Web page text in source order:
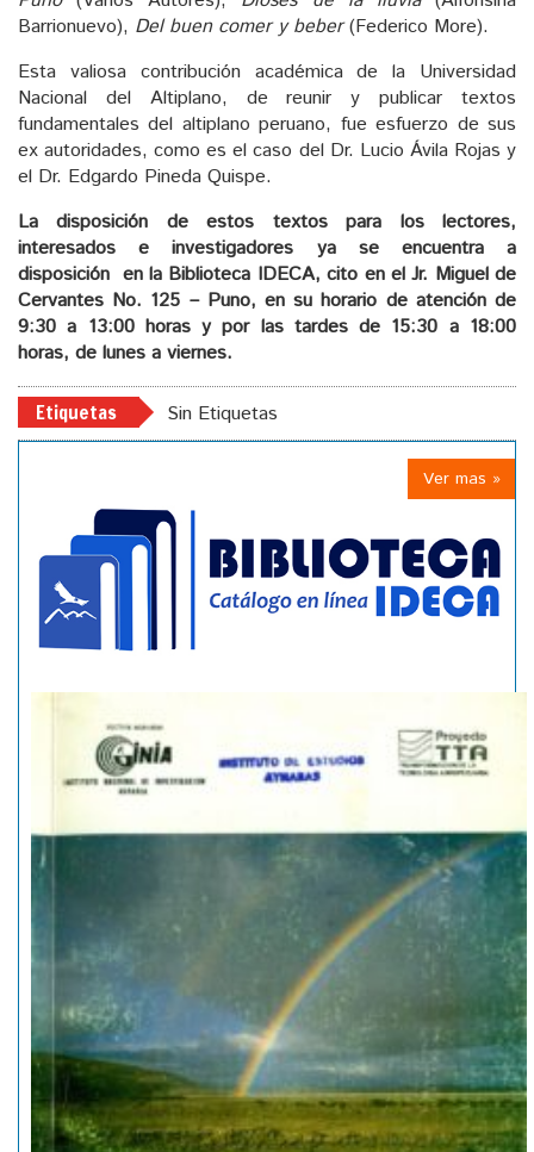
Barrionuevo), Del buen comer y beber(Federico More).
Esta valiosa contribución académica de la Universidad
Nacional del Altiplano, de reunir y publicar textos
fundamentales del altiplano peruano, fue esfuerzo de sus
ex autoridades, como es el caso del Dr. Lucio Ávila Rojas y
el Dr. Edgardo Pineda Quispe.
La disposición de estos textos para los lectores,
interesados e investigadores ya se encuentra a
disposición en la Biblioteca IDECA, cito en el Jr. Miguel de
Cervantes No. 125 – Puno, en su horario de atención de
9:30 a 13:00 horas y por las tardes de 15:30 a 18:00
horas, de lunes a viernes.
Etiquetas Sin Etiquetas
Ver mas »